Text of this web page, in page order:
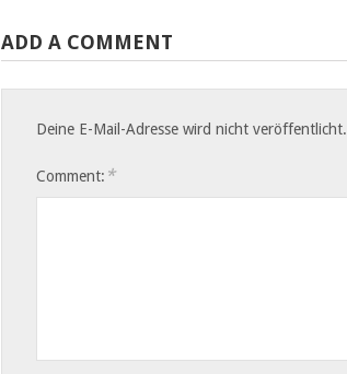
ist…
ADD A COMMENT
Deine E-Mail-Adresse wird nicht veröffentlicht.
Comment: *